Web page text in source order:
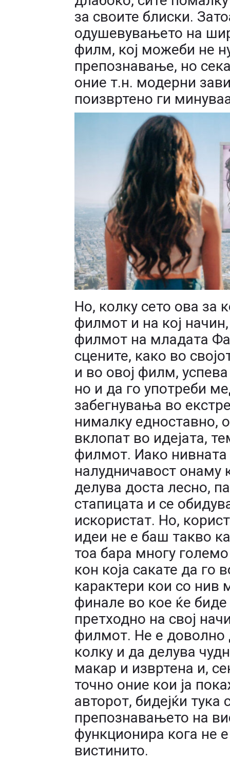
за своите блиски.
одушевувањето на
филм, кој можеби не
препознавање, но
оние т.н. модерни
поизвртено ги
Но, колку сето ова за
филмот и на кој
филмот на младата
сцените, како во
и во овој филм,
но и да го употреби
забегнувања во
нималку едноставно,
вклопат во идејата,
филмот. Иако нивната
налудничавост онаму
делува доста лесно,
стапицата и се
искористат. Но,
идеи не е баш такво
тоа бара многу
кон која сакате да го
карактери кои со нив
финале во кое ќе
претходно на свој
филмот. Не е доволно
колку и да делува
макар и извртена и,
точно оние кои ја
авторот, бидејќи тука
препознавањето на
функционира кога не
вистинито.